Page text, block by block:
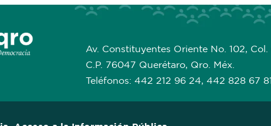
Av. Constituyentes Oriente No. 102,
C.P. 76047 Querétaro, Qro. Méx.
Teléfonos: 442 212 96 24, 442 828 67